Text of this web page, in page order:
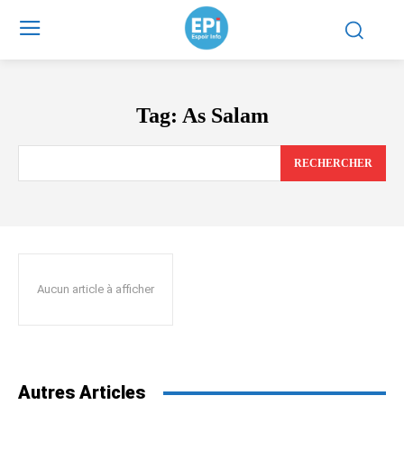
Tag: As Salam
RECHERCHER
Aucun article à afficher
Autres Articles